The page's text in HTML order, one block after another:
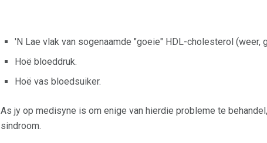
'N Lae vlak van sogenaamde "goeie" HDL-cholesterol
Hoë bloeddruk.
Hoë vas bloedsuiker.
As jy op medisyne is om enige van hierdie probleme te
sindroom.